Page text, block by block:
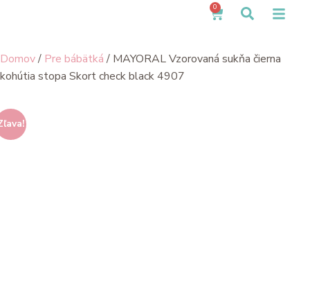
0
Domov/ Pre bábätká/ MAYORAL Vzorovaná sukňa čierna
kohútia stopa Skort check black 4907